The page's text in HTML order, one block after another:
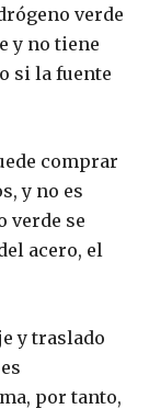
verde
y no tiene
si la fuente
comprar
y no es
verde se
acero, el
y traslado
por tanto,